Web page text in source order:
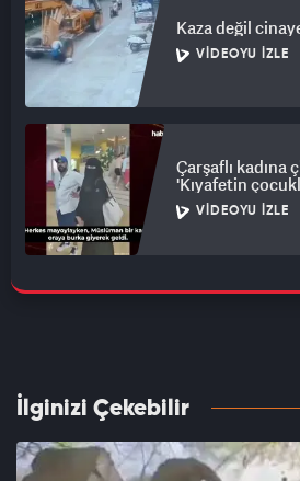
Kaza değil
VIDEOYU İZLE
Çarşaflı kadına
'Kıyafetin
VIDEOYU İZLE
İlginizi Çekebilir